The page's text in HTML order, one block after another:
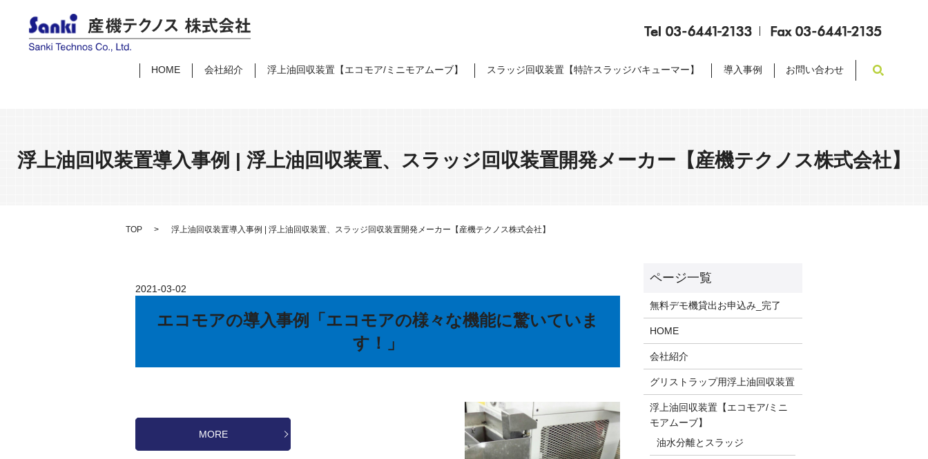
HOME 会社紹介 浮上油回収装置【エコモア/ミニモアムーブ】 スラッジ回収装置【特許スラッジバキューマー】 導入事例 お問い合わせ
浮上油回収装置導入事例 | 浮上油回収装置、スラッジ回収装置開発メーカー【産機テクノス株式会社】
TOP 浮上油回収装置導入事例 | 浮上油回収装置、スラッジ回収装置開発メーカー【産機テクノス株式会社】
2021-03-02
エコモアの導入事例「エコモアの様々な機能に驚いていま
す！」
MORE
無料デモ機貸出お申込み_完了
HOME
会社紹介
グリストラップ用浮上油回収装置
浮上油回収装置【エコモア/ミニ
モアムーブ】
油水分離とスラッジ